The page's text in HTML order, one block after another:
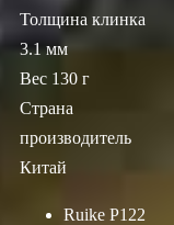
Толщина клинка
3.1 мм
Вес 130 г
Страна
производитель
Китай
Ruike P122